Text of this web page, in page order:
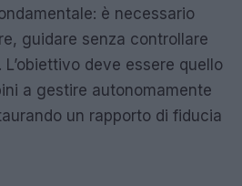
è necessario
guidare senza controllare
deve essere quello
a gestire autonomamente
un rapporto di fiducia